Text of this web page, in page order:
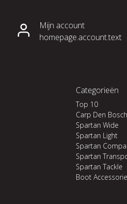
Mijn account
homepage.account.text
Categorieën
Top 10
Carp Den Bosch
Spartan Wide
Spartan Light
Spartan
Spartan
Spartan Tackle
Boot